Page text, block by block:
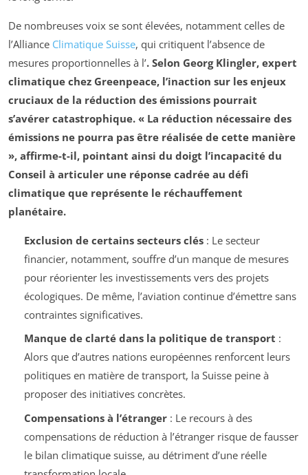
De nombreuses voix se sont élevées, notamment celles de
l’Alliance Climatique Suisse, qui critiquent l’absence de
mesures proportionnelles à l’. Selon Georg Klingler, expert
climatique chez Greenpeace, l’inaction sur les enjeux
cruciaux de la réduction des émissions pourrait
s’avérer catastrophique. « La réduction nécessaire des
émissions ne pourra pas être réalisée de cette manière
», affirme-t-il, pointant ainsi du doigt l’incapacité du
Conseil à articuler une réponse cadrée au défi
climatique que représente le réchauffement
planétaire.
Exclusion de certains secteurs clés: Le secteur
financier, notamment, souffre d’un manque de mesures
pour réorienter les investissements vers des projets
écologiques. De même, l’aviation continue d’émettre sans
contraintes significatives.
Manque de clarté dans la politique de transport :
Alors que d’autres nations européennes renforcent leurs
politiques en matière de transport, la Suisse peine à
proposer des initiatives concrètes.
Compensations à l’étranger: Le recours à des
compensations de réduction à l’étranger risque de fausser
le bilan climatique suisse, au détriment d’une réelle